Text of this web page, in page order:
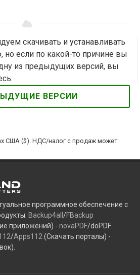
скачивать и устанавливать
если по какой-то причине вы
из предыдущих версий, вы
ВЕРСИИ
США ($). НДС/налог с продаж может
программное обеспечение с
Backup4all /FBackup
приложений) - novaPDF/doPDF
/Apps112 (Скачать порталы) -